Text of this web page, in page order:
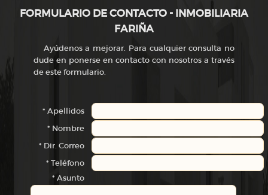
FORMULARIO DE CONTACTO - INMOBILIARIA
FARIÑA
Ayúdenos a mejorar. Para cualquier consulta no
dude en ponerse en contacto con nosotros a través
de este formulario.
* Apellidos
* Nombre
* Dir. Correo
* Teléfono
* Asunto